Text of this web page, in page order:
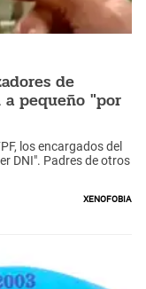
de
pequeño "por
los encargados del
DNI". Padres de otros
Xenofobia